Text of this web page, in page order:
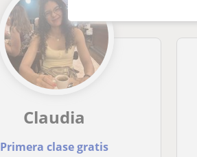
Claudia
Primera clase gratis